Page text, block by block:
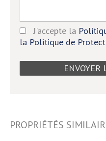
J'accepte la
la Politique de
PROPRIÉTÉS